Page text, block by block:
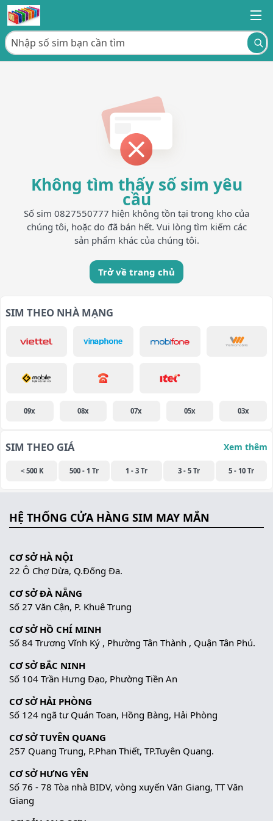
Không tìm thấy số sim yêu
cầu
Số sim 0827550777 hiện không tồn tại trong kho của
chúng tôi, hoặc do đã bán hết. Vui lòng tìm kiếm các
sản phẩm khác của chúng tôi.
Trở về trang chủ
SIM THEO NHÀ MẠNG
09x 08x 07x 05x 03x
SIM THEO GIÁ Xem thêm
< 500 K 500 - 1 Tr 1 - 3 Tr 3 - 5 Tr 5 - 10 Tr
HỆ THỐNG CỬA HÀNG SIM MAY MẮN
CƠ SỞ HÀ NỘI
22 Ô Chợ Dừa, Q.Đống Đa.
CƠ SỞ ĐÀ NẴNG
Số 27 Văn Cận, P. Khuê Trung
CƠ SỞ HỒ CHÍ MINH
Số 84 Trương Vĩnh Ký , Phường Tân Thành , Quận Tân Phú.
CƠ SỞ BẮC NINH
Số 104 Trần Hưng Đạo, Phường Tiền An
CƠ SỞ HẢI PHÒNG
Số 124 ngã tư Quán Toan, Hồng Bàng, Hải Phòng
CƠ SỞ TUYÊN QUANG
257 Quang Trung, P.Phan Thiết, TP.Tuyên Quang.
CƠ SỞ HƯNG YÊN
Số 76 - 78 Tòa nhà BIDV, vòng xuyến Văn Giang, TT Văn
Giang